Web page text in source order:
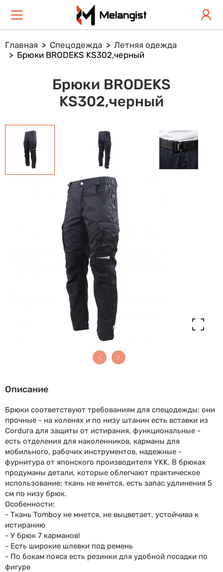
Главная Спецодежда
Летняя одежда
Брюки BRODEKS KS302,черный
Брюки BRODEKS
KS302,черный
Описание
Брюки соответствуют требованиям для спецодежды: они
прочные - на коленях и по низу штанин есть вставки из
Cordura для защиты от истирания, функциональные -
есть отделения для наколенников, карманы для
мобильного, рабочих инструментов, надежные -
фурнитура от японского производителя YKK. В брюках
продуманы детали, которые облегчают практическое
использование: ткань не мнется, есть запас удлинения 5
см по низу брюк.
Особенности:
- Ткань Tomboy не мнется, не выцветает, устойчива к
истиранию
- У брюк 7 карманов!
- Есть широкие шлевки под ремень
- По бокам пояса есть резинки для удобной посадки по
фигуре